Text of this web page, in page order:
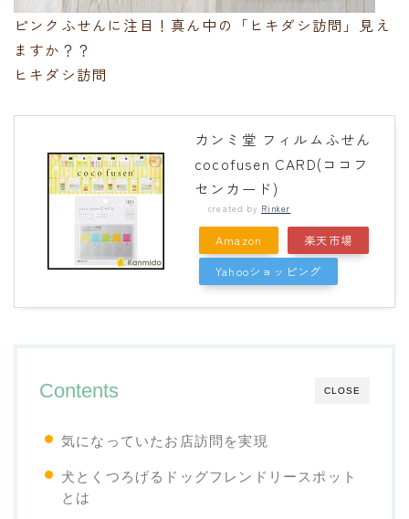
ピンクふせんに注目！真ん中の「ヒキダシ訪問」見え
ますか？？
ヒキダシ訪問
カンミ堂 フィルムふせん
cocofusen CARD(ココフ
センカード)
created by Rinker
Amazon
楽天市場
Yahooショッピング
CLOSE
Contents
気になっていたお店訪問を実現
犬とくつろげるドッグフレンドリースポット
とは